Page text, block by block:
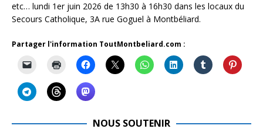
etc… lundi 1er juin 2026 de 13h30 à 16h30 dans les locaux du
Secours Catholique, 3A rue Goguel à Montbéliard.
Partager l'information ToutMontbeliard.com :
NOUS SOUTENIR